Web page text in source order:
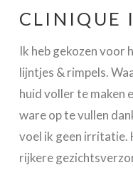
CLINIQUE
Ik heb gekozen
lijntjes & rimpels.
huid voller te maken
ware op te vullen
voel ik geen irritatie.
rijkere